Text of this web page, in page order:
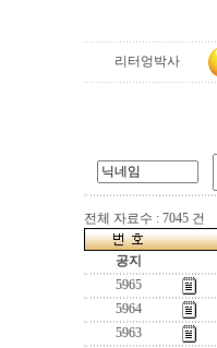
리터엉박사
전체 자료수 : 7045 건
공지
5965
5964
5963